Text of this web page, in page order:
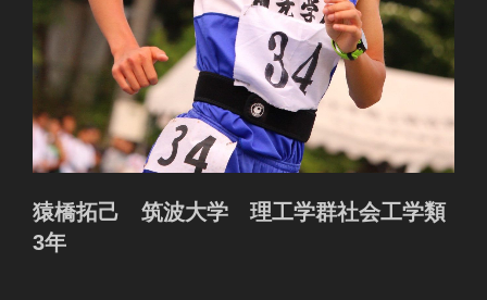
猿橋拓己 筑波大学 理工学群社会工学類
3年